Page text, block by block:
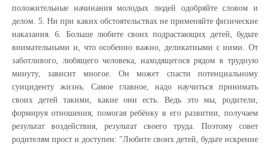
положительные начинания молодых людей одобряйте словом и
делом. 5. Ни при каких обстоятельствах не применяйте физические
наказания. 6. Больше любите своих подрастающих детей, будьте
внимательными и, что особенно важно, деликатными с ними. От
заботливого, любящего человека, находящегося рядом в трудную
минуту, зависит многое. Он может спасти потенциальному
суициденту жизнь. Самое главное, надо научиться принимать
своих детей такими, какие они есть. Ведь это мы, родители,
формируя отношения, помогая ребёнку в его развитии, получаем
результат воздействия, результат своего труда. Поэтому совет
родителям прост и доступен: "Любите своих детей, будьте искренне